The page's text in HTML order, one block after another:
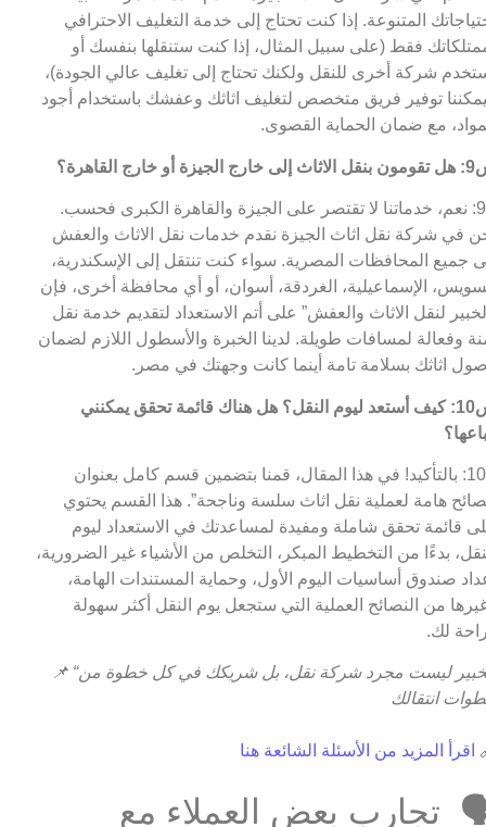
المتنوعة. إذا كنت تحتاج إلى خدمة التغليف الاحترافي
فقط (على سبيل المثال، إذا كنت ستنقلها بنفسك أو
شركة أخرى للنقل ولكنك تحتاج إلى تغليف عالي الجودة)،
توفير فريق متخصص لتغليف اثاثك وعفشك باستخدام أجود
مع ضمان الحماية القصوى.
أو خارج القاهرة؟
ج9: نعم، خدماتنا لا تقتصر على الجيزة والقاهرة الكبرى فحسب.
في شركة نقل اثاث الجيزة نقدم خدمات نقل الاثاث والعفش
جميع المحافظات المصرية. سواء كنت تنتقل إلى الإسكندرية،
الإسماعيلية، الغردقة، أسوان، أو أي محافظة أخرى، فإن
لنقل الاثاث والعفش” على أتم الاستعداد لتقديم خدمة نقل
وفعالة لمسافات طويلة. لدينا الخبرة والأسطول اللازم لضمان
اثاثك بسلامة تامة أينما كانت وجهتك في مصر.
س10: كيف أستعد ليوم النقل؟ هل هناك قائمة تحقق يمكنني
ج10: بالتأكيد! في هذا المقال، قمنا بتضمين قسم كامل بعنوان
هامة لعملية نقل اثاث سلسة وناجحة”. هذا القسم يحتوي
قائمة تحقق شاملة ومفيدة لمساعدتك في الاستعداد ليوم
بدءًا من التخطيط المبكر، التخلص من الأشياء غير الضرورية،
صندوق أساسيات اليوم الأول، وحماية المستندات الهامة،
من النصائح العملية التي ستجعل يوم النقل أكثر سهولة
لك.
📌 “الخبير ليست مجرد شركة نقل، بل شريكك في كل خطوة من
انتقالك
اقرأ المزيد من الأسئلة الشائعة هنا
تجارب بعض العملاء مع